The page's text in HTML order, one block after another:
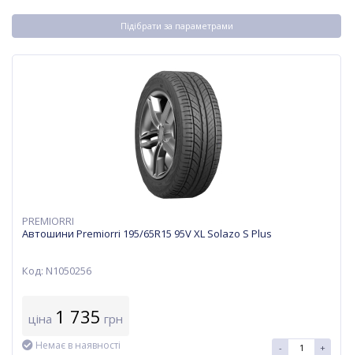
Підібрати за параметрами
PREMIORRI
Автошини Premiorri 195/65R15 95V XL Solazo S Plus
Код: N1050256
ціна 1 735 грн
Немає в наявності - +